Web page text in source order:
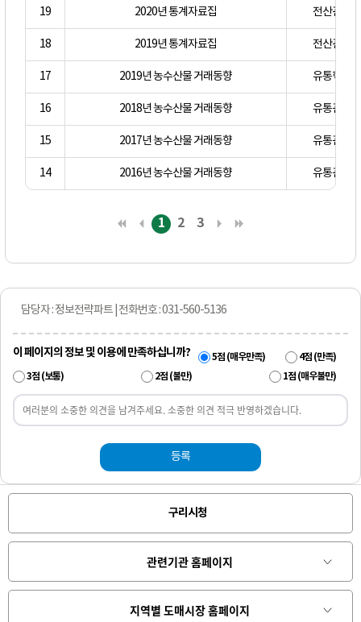
19 2020년 통계자료집 전산관리자
18 2019년 통계자료집 전산관리자
17 2019년 농수산물 거래동향 유통혁신처
16 2018년 농수산물 거래동향 유통관리부
15 2017년 농수산물 거래동향 유통관리부
14 2016년 농수산물 거래동향 유통관리부
1 2 3
담당자 : 정보전략파트 | 전화번호 : 031-560-5136
이 페이지의 정보 및 이용에 만족하십니까? 5점 (매우만족)
4점 (만족)
3점 (보통)
2점 (불만) 1점 (매우불만)
등록
구리시청